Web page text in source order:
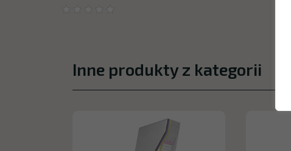
Inne produkty z kategorii